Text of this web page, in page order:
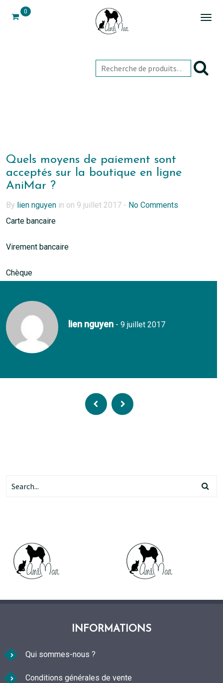
0
Quels moyens de paiement sont
acceptés sur la boutique en ligne
AniMar ?
By lien nguyen in on 9 juillet 2017 - No Comments
Carte bancaire
Virement bancaire
Chèque
lien nguyen - 9 juillet 2017
INFORMATIONS
Qui sommes-nous ?
Conditions générales de vente